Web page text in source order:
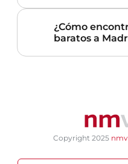
¿Cómo
baratos a
Copyright 2025